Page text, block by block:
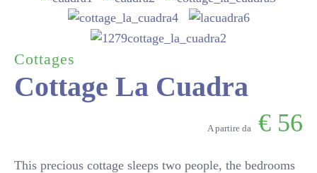
Cottage La Cuadra
Cottages
A partire da € 56
This precious cottage sleeps two people, the bedrooms